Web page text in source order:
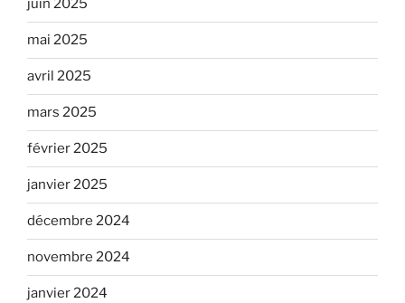
juin 2025
mai 2025
avril 2025
mars 2025
février 2025
janvier 2025
décembre 2024
novembre 2024
janvier 2024